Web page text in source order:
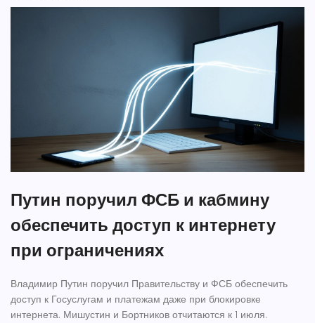
Путин поручил ФСБ и кабмину
обеспечить доступ к интернету
при ограничениях
Владимир Путин поручил Правительству и ФСБ обеспечить
доступ к Госуслугам и платежам даже при блокировке
интернета. Мишустин и Бортников отчитаются к 1 июля.